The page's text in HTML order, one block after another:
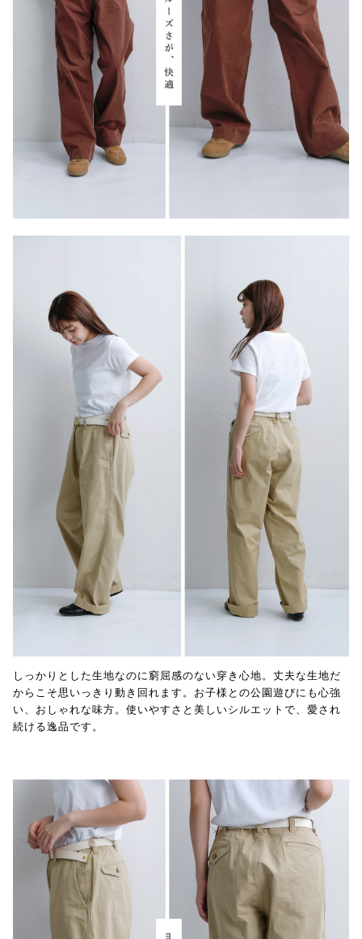
しっかりとした生地なのに窮屈感のない穿き心地。丈夫な生地だ
からこそ思いっきり動き回れます。お子様との公園遊びにも心強
い、おしゃれな味方。使いやすさと美しいシルエットで、愛され
続ける逸品です。